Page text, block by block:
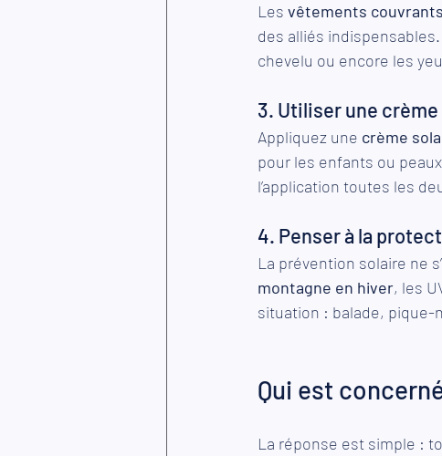
Les vêtements couvrants
des alliés
chevelu ou encore les
3. Utiliser une
Appliquez une crème
pour les enfants ou
l’application toutes les
4. Penser à la
La prévention solaire ne
montagne en hiver, les
situation : balade, pique-
Qui est
La réponse est simple :